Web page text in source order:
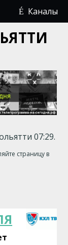
Каналы
07:29.
страницу в